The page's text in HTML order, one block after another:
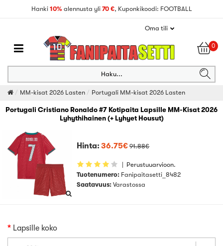
Hanki 10% alennusta yli 70 €, Kuponkikoodi: FOOTBALL
Oma tili
0
Haku...
MM-kisat 2026 Lasten Portugali MM-kisat 2026 Lasten
Portugali Cristiano Ronaldo #7 Kotipaita Lapsille MM-Kisat 2026
Lyhythihainen (+ Lyhyet Housut)
Hinta: 36.75€ 91.88€
| Perustuuarvioon.
Tuotenumero: Fanipaitasetti_8482
Saatavuus: Varastossa
Lapsille koko